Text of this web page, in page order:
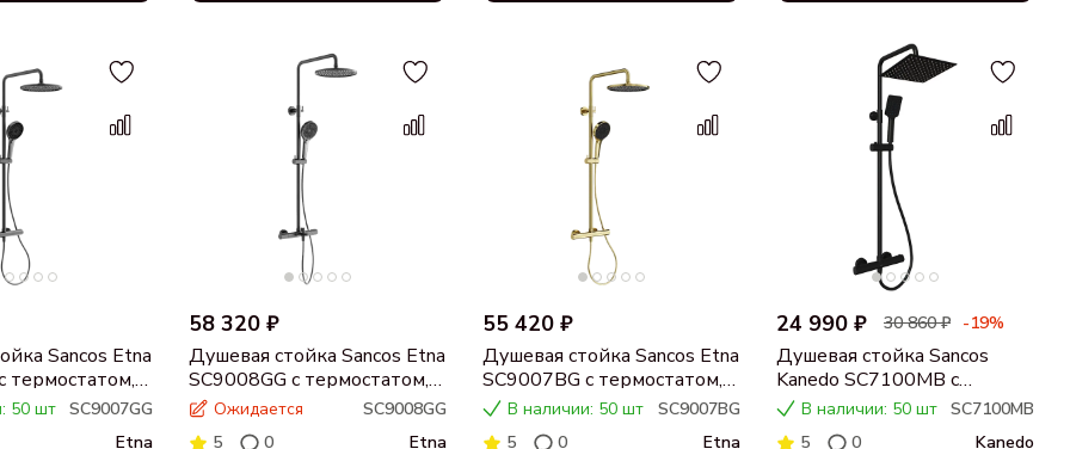
Sancos Etna
термостатом,
50 шт SC9007GG
Etna
58 320 ₽
Душевая стойка Sancos Etna
SC9008GG с термостатом,
вороненая сталь
Ожидается
SC9008GG
5
0 Etna
55 420 ₽
Душевая стойка Sancos Etna
SC9007BG с термостатом,
брашированное золото
В наличии: 50 шт
SC9007BG
5
0 Etna
24 990 ₽ 30 860 ₽ -19%
Душевая стойка Sancos
Kanedo SC7100MB с
термостатом, черная
матовая
В наличии: 50 шт SC7100MB
5
0 Kanedo